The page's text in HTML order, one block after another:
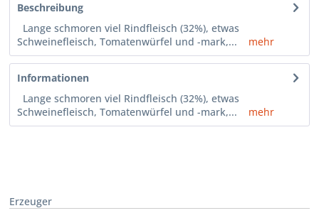
Beschreibung
Lange schmoren viel Rindfleisch (32%), etwas
Schweinefleisch, Tomatenwürfel und -mark,...
mehr
Informationen
Lange schmoren viel Rindfleisch (32%), etwas
Schweinefleisch, Tomatenwürfel und -mark,...
mehr
Erzeuger